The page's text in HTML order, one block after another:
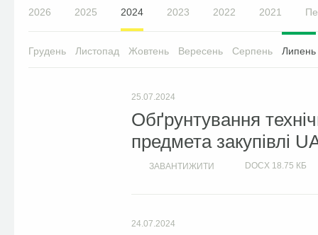
2026 2025 2024 2023 2022 2021
Грудень Листопад Жовтень Вересень Серпень Липень
25.07.2024
Обґрунтування
предмета закупівлі
ЗАВАНТИЖИТИ DOCX 18.75 КБ
24.07.2024